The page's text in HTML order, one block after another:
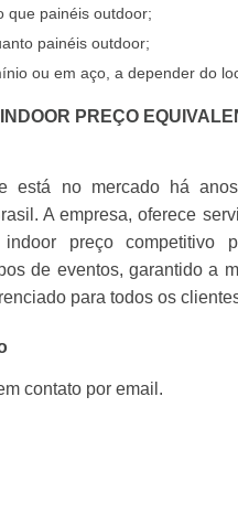
que painéis outdoor;
painéis outdoor;
ou em aço, a depender do
PREÇO
está no mercado há
A empresa, oferece
preço competitivo
de eventos, garantido a
para todos os
contato por email.